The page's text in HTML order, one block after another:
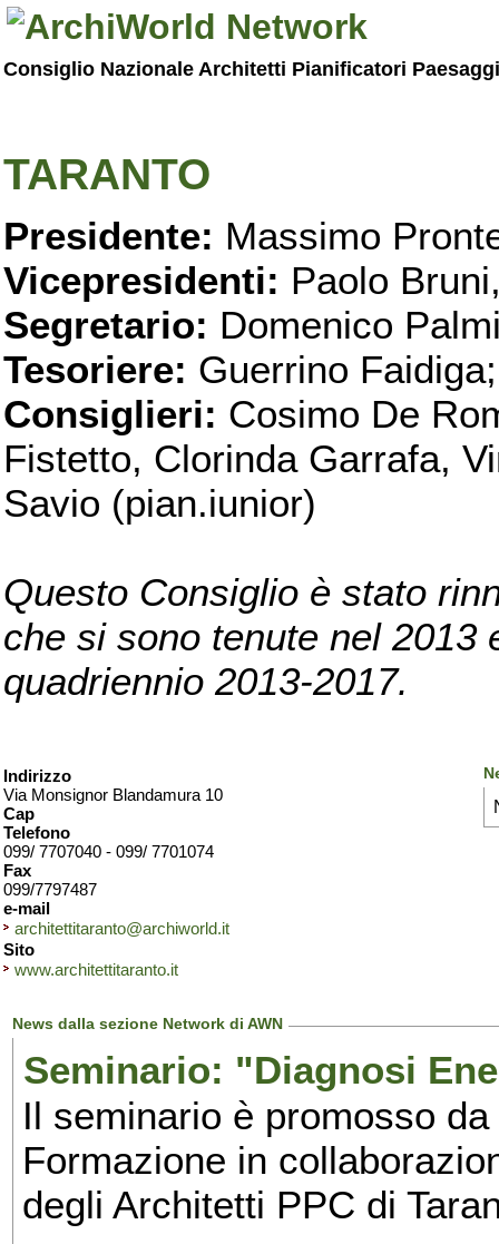
Consiglio Nazionale Architetti Pianificatori
TARANTO
Presidente: Massimo
Vicepresidenti: Paolo
Segretario: Domenico
Tesoriere: Guerrino Faidiga;
Consiglieri: Cosimo De
Fistetto, Clorinda Garrafa,
Savio (pian.iunior)
Questo Consiglio è stato
che si sono tenute nel 2013
quadriennio 2013-2017.
Indirizzo
Via Monsignor Blandamura 10
Cap
Telefono
099/ 7707040 - 099/ 7701074
Fax
099/7797487
e-mail
architettitaranto@archiworld.it
Sito
www.architettitaranto.it
News dalla sezione Network di AWN
Seminario: "Diagnosi
Il seminario è promosso
Formazione in
degli Architetti PPC di